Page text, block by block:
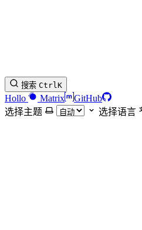
搜索 CtrlK
Hollo Matrix
GitHub
选择主题
选择语言